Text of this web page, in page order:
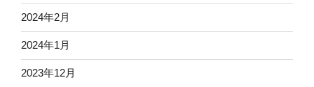
2024年2月
2024年1月
2023年12月